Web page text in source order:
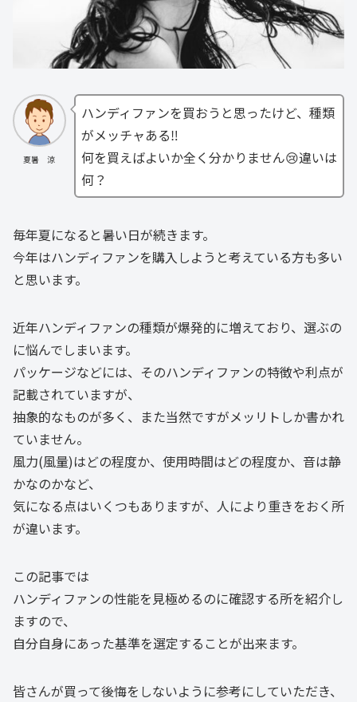
夏暑 涼
ハンディファンを買おうと思ったけど、種類
がメッチャある‼
何を買えばよいか全く分かりません😢違いは
何？
毎年夏になると暑い日が続きます。
今年はハンディファンを購入しようと考えている方も多い
と思います。
近年ハンディファンの種類が爆発的に増えており、選ぶの
に悩んでしまいます。
パッケージなどには、そのハンディファンの特徴や利点が
記載されていますが、
抽象的なものが多く、また当然ですがメッリトしか書かれ
ていません。
風力(風量)はどの程度か、使用時間はどの程度か、音は静
かなのかなど、
気になる点はいくつもありますが、人により重きをおく所
が違います。
この記事では
ハンディファンの性能を見極めるのに確認する所を紹介し
ますので、
自分自身にあった基準を選定することが出来ます。
皆さんが買って後悔をしないように参考にしていただき、